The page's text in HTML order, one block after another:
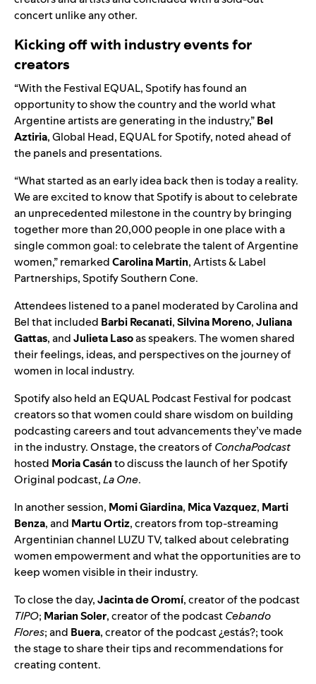
concert unlike any other.
Kicking off with industry events for
creators
“With the Festival EQUAL, Spotify has found an
opportunity to show the country and the world what
Argentine artists are generating in the industry,”Bel
Aztiria, Global Head, EQUAL for Spotify, noted ahead of
the panels and presentations.
“What started as an early idea back then is today a reality.
We are excited to know that Spotify is about to celebrate
an unprecedented milestone in the country by bringing
together more than 20,000 people in one place with a
single common goal: to celebrate the talent of Argentine
women,” remarkedCarolina Martin, Artists & Label
Partnerships, Spotify Southern Cone.
Attendees listened to a panel moderated by Carolina and
Bel that included Barbi Recanati,Silvina Moreno,Juliana
Gattas, andJulieta Lasoas speakers. The women shared
their feelings, ideas, and perspectives on the journey of
women in local industry.
Spotify also held an EQUAL Podcast Festival for podcast
creators so that women could share wisdom on building
podcasting careers and tout advancements they’ve made
in the industry. Onstage, the creators ofConchaPodcast
hosted Moria Casánto discuss the launch of her Spotify
Original podcast,La One.
In another session, Momi Giardina, Mica Vazquez, Marti
Benza, and Martu Ortiz, creators from top-streaming
Argentinian channel LUZU TV, talked about celebrating
women empowerment and what the opportunities are to
keep women visible in their industry.
To close the day,Jacinta de Oromí, creator of the podcast
TIPO; Marian Soler, creator of the podcastCebando
Flores; and Buera, creator of the podcast¿estás?; took
the stage to share their tips and recommendations for
creating content.